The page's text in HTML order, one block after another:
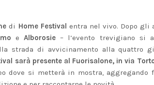
di Home Festival entra nel vivo. Dopo
eAlborosie– l’evento trevigiano si
strada di avvicinamento alla quattro
sarà presente al Fuorisalone, in via
dove si metterà in mostra,